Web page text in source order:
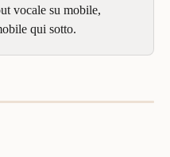
vocale su mobile,
qui sotto.